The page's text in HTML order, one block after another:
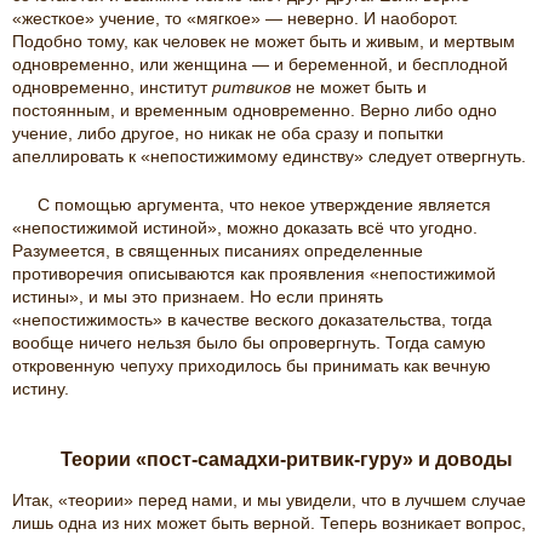
«жесткое» учение, то «мягкое» — неверно. И наоборот.
Подобно тому, как человек не может быть и живым, и мертвым
одновременно, или женщина — и беременной, и бесплодной
одновременно, институтритвиков не может быть и
постоянным, и временным одновременно. Верно либо одно
учение, либо другое, но никак не оба сразу и попытки
апеллировать к «непостижимому единству» следует отвергнуть.
С помощью аргумента, что некое утверждение является
«непостижимой истиной», можно доказать всё что угодно.
Разумеется, в священных писаниях определенные
противоречия описываются как проявления «непостижимой
истины», и мы это признаем. Но если принять
«непостижимость» в качестве веского доказательства, тогда
вообще ничего нельзя было бы опровергнуть. Тогда самую
откровенную чепуху приходилось бы принимать как вечную
истину.
Теории «пост-самадхи-ритвик-гуру» и доводы
Итак, «теории» перед нами, и мы увидели, что в лучшем случае
лишь одна из них может быть верной. Теперь возникает вопрос,